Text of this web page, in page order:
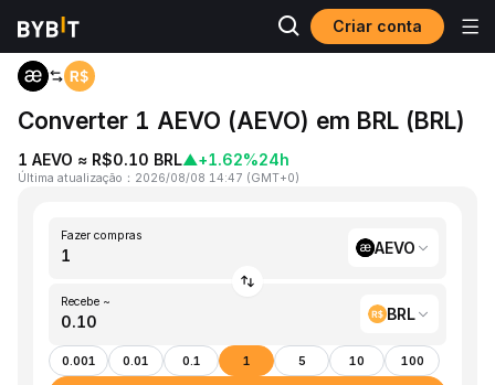
Criar conta
Página inicial
Converter 1 AEVO (AEVO) em BRL (BRL)
1 AEVO ≈ R$0.10 BRL▲+1.62%24h
Última atualização ： 2026/08/08 14:47 (GMT+0)
Fazer compras
AEVO
Recebe ~
BRL
0.001 0.01 0.1 1 5 10 100